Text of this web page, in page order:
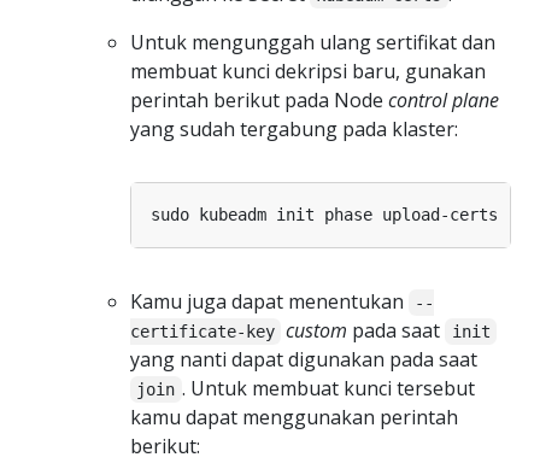
Untuk mengunggah ulang sertifikat dan
membuat kunci dekripsi baru, gunakan
perintah berikut pada Node control plane
yang sudah tergabung pada klaster:
Kamu juga dapat menentukan
--
certificate-key custom pada saat init
yang nanti dapat digunakan pada saat
join . Untuk membuat kunci tersebut
kamu dapat menggunakan perintah
berikut: